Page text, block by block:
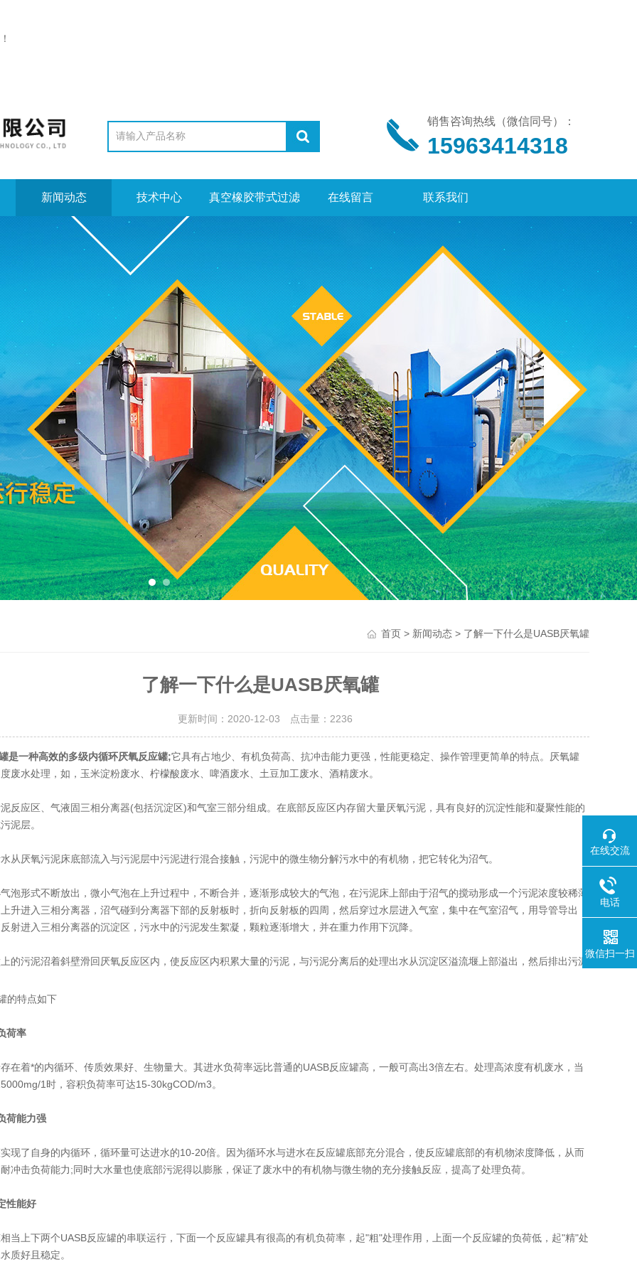
销售咨询热线（微信同号）：
15963414318
新闻动态 技术中心 真空橡胶带式过滤 在线留言 联系我们
首页> 新闻动态> 了解一下什么是UASB厌氧罐
了解一下什么是UASB厌氧罐
更新时间：2020-12-03 点击量： 2236
一种高效的多级内循环厌氧反应罐;它具有占地少、有机负荷高、抗冲击能力更强，性能更稳定、操作管理更简单的特点。厌氧罐
废水处理，如，玉米淀粉废水、柠檬酸废水、啤酒废水、土豆加工废水、酒精废水。
区、气液固三相分离器(包括沉淀区)和气室三部分组成。在底部反应区内存留大量厌氧污泥，具有良好的沉淀性能和凝聚性能的
泥层。
氧污泥床底部流入与污泥层中污泥进行混合接触，污泥中的微生物分解污水中的有机物，把它转化为沼气。
式不断放出，微小气泡在上升过程中，不断合并，逐渐形成较大的气泡，在污泥床上部由于沼气的搅动形成一个污泥浓度较稀薄
升进入三相分离器，沼气碰到分离器下部的反射板时，折向反射板的四周，然后穿过水层进入气室，集中在气室沼气，用导管导出，
射进入三相分离器的沉淀区，污水中的污泥发生絮凝，颗粒逐渐增大，并在重力作用下沉降。
泥沼着斜壁滑回厌氧反应区内，使反应区内积累大量的污泥，与污泥分离后的处理出水从沉淀区溢流堰上部溢出，然后排出污泥
特点如下
荷率
*的内循环、传质效果好、生物量大。其进水负荷率远比普通的UASB反应罐高，一般可高出3倍左右。处理高浓度有机废水，当
1时，容积负荷率可达15-30kgCOD/m3。
荷能力强
自身的内循环，循环量可达进水的10-20倍。因为循环水与进水在反应罐底部充分混合，使反应罐底部的有机物浓度降低，从而
冲击负荷能力;同时大水量也使底部污泥得以膨胀，保证了废水中的有机物与微生物的充分接触反应，提高了处理负荷。
性能好
下两个UASB反应罐的串联运行，下面一个反应罐具有很高的有机负荷率，起"粗"处理作用，上面一个反应罐的负荷低，起"精"处
质好且稳定。
在线交流
电话
微信扫一扫